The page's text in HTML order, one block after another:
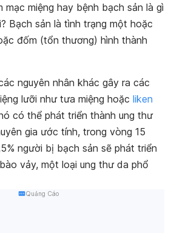
mạc miệng hay bệnh bạch sản là gì
Bạch sản là tình trạng một hoặc
đốm (tổn thương) hình thành
nguyên nhân khác gây ra các
lưỡi như tưa miệng hoặc liken
có thể phát triển thành ung thư
gia ước tính, trong vòng 15
người bị bạch sản sẽ phát triển
vảy, một loại ung thư da phổ
Quảng Cáo